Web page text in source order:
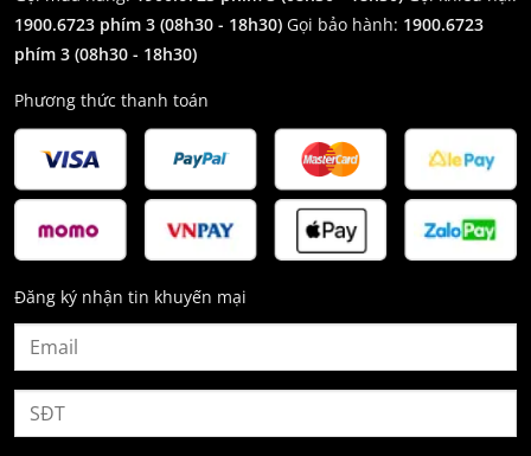
1900.6723 phím 3 (08h30 - 18h30) Gọi bảo hành: 1900.6723
phím 3 (08h30 - 18h30)
Phương thức thanh toán
Đăng ký nhận tin khuyến mại